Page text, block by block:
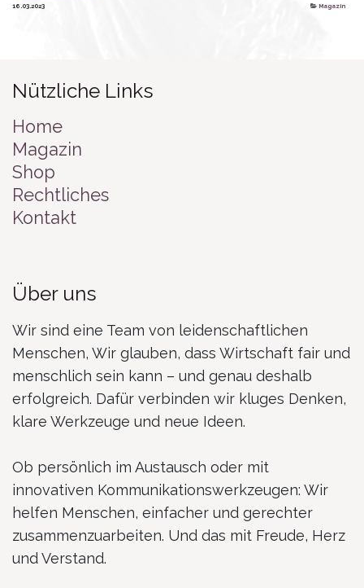
16.03.2023 Magazin
Nützliche Links
Home
Magazin
Shop
Rechtliches
Kontakt
Über uns
Wir sind eine Team von leidenschaftlichen
Menschen, Wir glauben, dass Wirtschaft fair und
menschlich sein kann – und genau deshalb
erfolgreich. Dafür verbinden wir kluges Denken,
klare Werkzeuge und neue Ideen.
Ob persönlich im Austausch oder mit
innovativen Kommunikationswerkzeugen: Wir
helfen Menschen, einfacher und gerechter
zusammenzuarbeiten. Und das mit Freude, Herz
und Verstand.